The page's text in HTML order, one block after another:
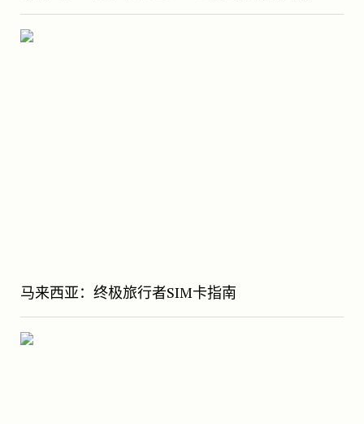
马来西亚：终极旅行者SIM卡指南